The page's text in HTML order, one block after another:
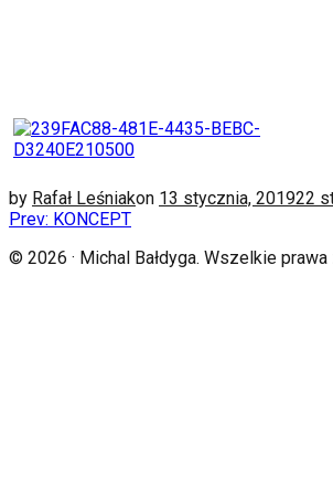
by Rafał Leśniakon 13 stycznia, 201922
Nawigacja
wpisu
Prev: KONCEPT
© 2026 · Michal Bałdyga. Wszelkie